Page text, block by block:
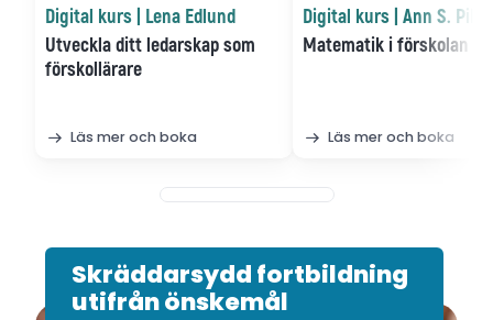
Digital kurs | Lena Edlund
Utveckla ditt ledarskap som
förskollärare
Läs mer och boka
Digital kurs | Ann S.
Matematik i förskolan
Läs mer och boka
Skräddarsydd fortbildning
utifrån önskemål